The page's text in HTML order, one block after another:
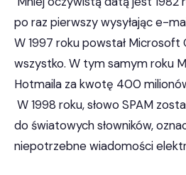
po raz pierwszy wysyłając e-
W 1997 roku powstał Microsoft
wszystko. W tym samym roku
Hotmaila za kwotę 400
W 1998 roku, słowo SPAM
do światowych słowników,
niepotrzebne wiadomości